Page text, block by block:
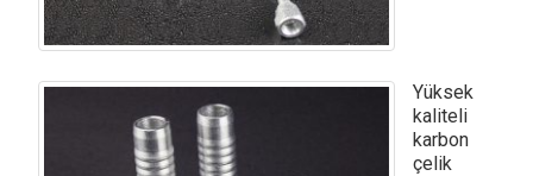
Yüksek
kaliteli
karbon
çelik